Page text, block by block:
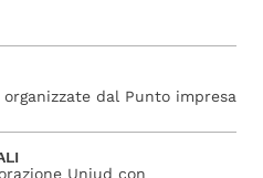
dal Punto impresa
Uniud con